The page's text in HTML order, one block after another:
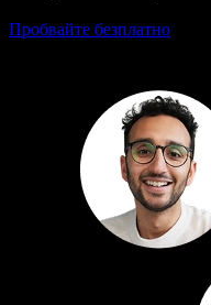
Пробвайте безплатно